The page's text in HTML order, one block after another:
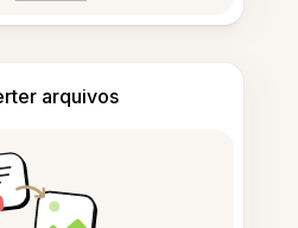
arquivos